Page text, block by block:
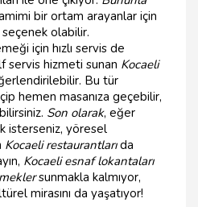
bir ortam arayanlar için
olabilir.
için hızlı servis de
servis hizmeti sunan Kocaeli
Bu tür
hemen masanıza geçebilir,
Son olarak, eğer
isterseniz, yöresel
Kocaeli restaurantlarıda
Kocaeli esnaf lokantaları
sunmakla kalmıyor,
mirasını da yaşatıyor!